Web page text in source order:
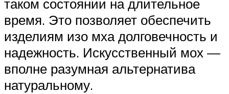
таком состоянии на длительное
время. Это позволяет обеспечить
изделиям изо мха долговечность и
надежность. Искусственный мох —
вполне разумная альтернатива
натуральному.